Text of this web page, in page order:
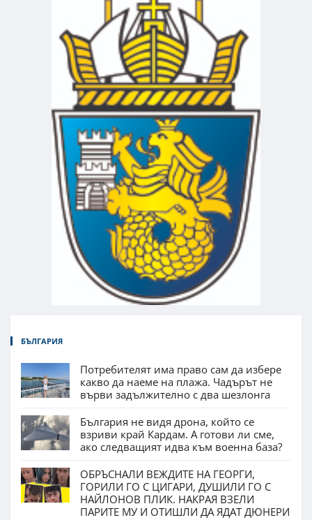
БЪЛГАРИЯ
Потребителят има право сам да избере
какво да наеме на плажа. Чадърът не
върви задължително с два шезлонга
България не видя дрона, който се
взриви край Кардам. А готови ли сме,
ако следващият идва към военна база?
ОБРЪСНАЛИ ВЕЖДИТЕ НА ГЕОРГИ,
ГОРИЛИ ГО С ЦИГАРИ, ДУШИЛИ ГО С
НАЙЛОНОВ ПЛИК. НАКРАЯ ВЗЕЛИ
ПАРИТЕ МУ И ОТИШЛИ ДА ЯДАТ ДЮНЕРИ